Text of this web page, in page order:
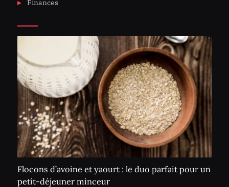
Finances
Flocons d’avoine et yaourt : le duo parfait pour un
petit-déjeuner minceur